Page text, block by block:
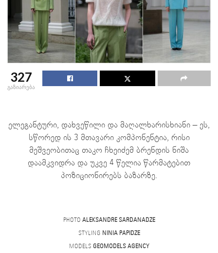
327
გაზიარება
ელეგანტური, დახვეწილი და მაღალხარისხიანი – ეს,
სწორედ ის 3 მთავარი კომპონენტია, რისი
მეშვეობითაც თაკო ჩხეიძემ ბრენდის ნიშა
დაამკვიდრა და უკვე 4 წელია წარმატებით
პოზიციონირებს ბაზარზე.
PHOTO ALEKSANDRE SARDANADZE
STYLING NINIA PAPIDZE
MODELS GEOMODELS AGENCY